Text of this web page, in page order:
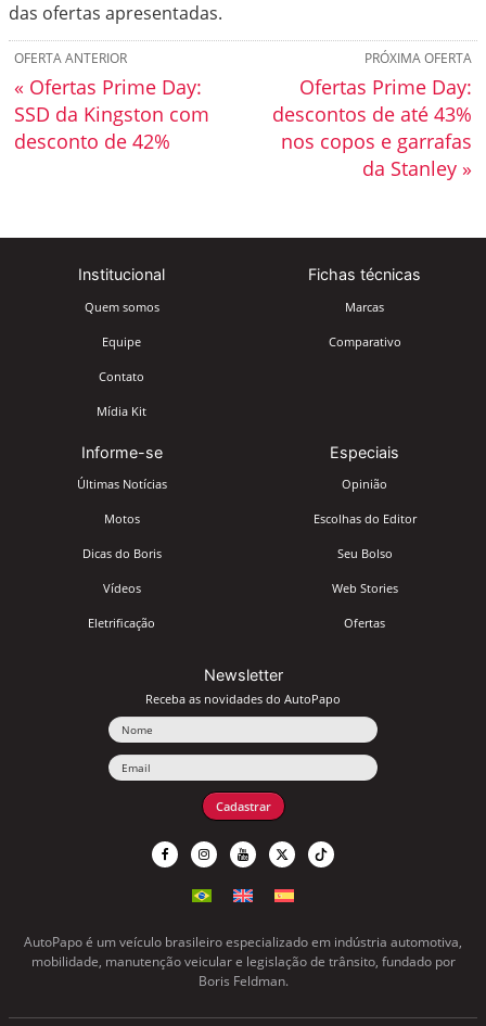
das ofertas apresentadas.
PRÓXIMA OFERTA
Ofertas Prime Day:
descontos de até 43%
nos copos e garrafas
da Stanley »
OFERTA ANTERIOR
« Ofertas Prime Day:
SSD da Kingston com
desconto de 42%
Institucional
Quem somos
Equipe
Contato
Mídia Kit
Fichas técnicas
Marcas
Comparativo
Informe-se
Últimas Notícias
Motos
Dicas do Boris
Vídeos
Eletrificação
Especiais
Opinião
Escolhas do Editor
Seu Bolso
Web Stories
Ofertas
Newsletter
Receba as novidades do AutoPapo
Cadastrar
AutoPapo é um veículo brasileiro especializado em indústria automotiva,
mobilidade, manutenção veicular e legislação de trânsito, fundado por
Boris Feldman.